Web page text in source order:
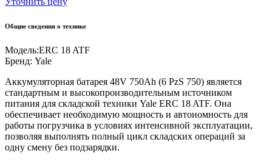
Общие сведения о технике
Модель:ERC 18 ATF
Бренд: Yale
Аккумуляторная батарея 48V 750Ah (6 PzS 750) является
стандартным и высокопроизводительным источником
питания для складской техники Yale ERC 18 ATF. Она
обеспечивает необходимую мощность и автономность для
работы погрузчика в условиях интенсивной эксплуатации,
позволяя выполнять полный цикл складских операций за
одну смену без подзарядки.